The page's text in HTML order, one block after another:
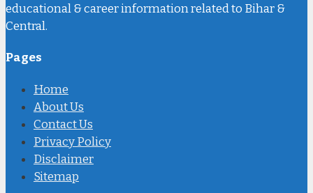
educational & career information related to Bihar &
Central.
Pages
Home
About Us
Contact Us
Privacy Policy
Disclaimer
Sitemap